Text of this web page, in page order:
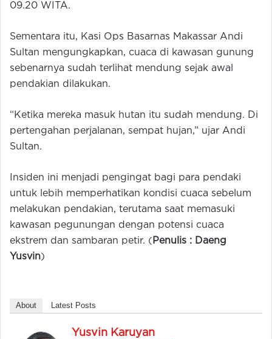
09.20 WITA.
Sementara itu, Kasi Ops Basarnas Makassar Andi
Sultan mengungkapkan, cuaca di kawasan gunung
sebenarnya sudah terlihat mendung sejak awal
pendakian dilakukan.
“Ketika mereka masuk hutan itu sudah mendung. Di
pertengahan perjalanan, sempat hujan,” ujar Andi
Sultan.
Insiden ini menjadi pengingat bagi para pendaki
untuk lebih memperhatikan kondisi cuaca sebelum
melakukan pendakian, terutama saat memasuki
kawasan pegunungan dengan potensi cuaca
ekstrem dan sambaran petir. ( Penulis : Daeng
Yusvin)
About Latest Posts
Yusvin Karuyan